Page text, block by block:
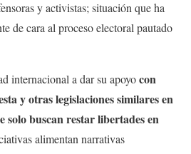
y activistas; situación que ha
de cara al proceso electoral pautado
internacional a dar su apoyocon
y otras legislaciones similares en
solo buscan restar libertades en
alimentan narrativas